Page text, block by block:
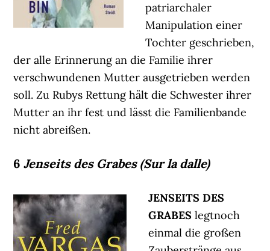
patriarchaler
Manipulation einer
Tochter geschrieben,
der alle Erinnerung an die Familie ihrer
verschwundenen Mutter ausgetrieben werden
soll. Zu Rubys Rettung hält die Schwester ihrer
Mutter an ihr fest und lässt die Familienbande
nicht abreißen.
6Jenseits des Grabes (Sur la dalle)
JENSEITS DES
GRABESlegtnoch
einmal die großen